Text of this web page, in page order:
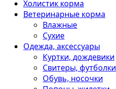
Холистик корма
Ветеринарные корма
Влажные
Сухие
Одежда, аксессуары
Куртки, дождевики
Свитеры, футболки
Обувь, носочки